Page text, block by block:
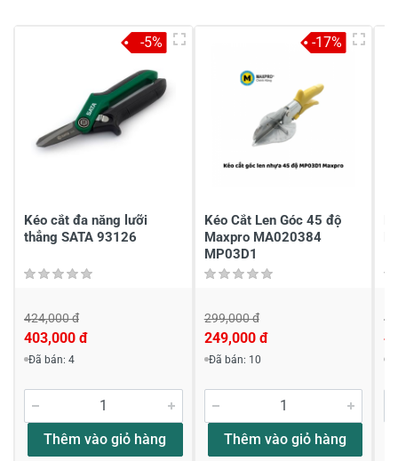
Kéo cắt đa năng lưỡi
thẳng SATA 93126
424,000 đ
403,000 đ
Đã bán: 4
Thêm vào giỏ hàng
-5%
Kéo Cắt Len Góc 45 độ
Maxpro MA020384
MP03D1
299,000 đ
249,000 đ
Đã bán: 10
Thêm vào giỏ hàng
-17%